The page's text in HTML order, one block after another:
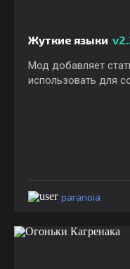
Жуткие языки
Мод добавляет
использовать для
paranoia